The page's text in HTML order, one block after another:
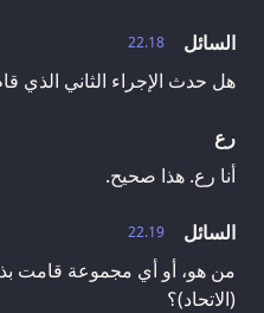
22.18
السائل
هل حدث الإجراء الثاني الذي
رع
أنا رع. هذا صحيح.
22.19
السائل
من هو، أو أي مجموعة قامت
(الاتحاد)؟